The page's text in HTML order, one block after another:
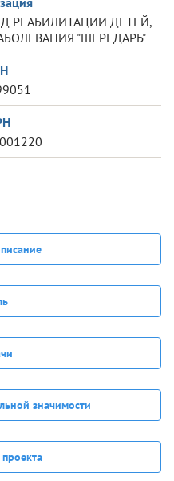
РЕАБИЛИТАЦИИ ДЕТЕЙ,
"ШЕРЕДАРЬ"
значимости